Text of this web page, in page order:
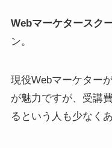
Webマーケタースク
ン。
現役Webマーケター
が魅力ですが、受講
るという人も少なく